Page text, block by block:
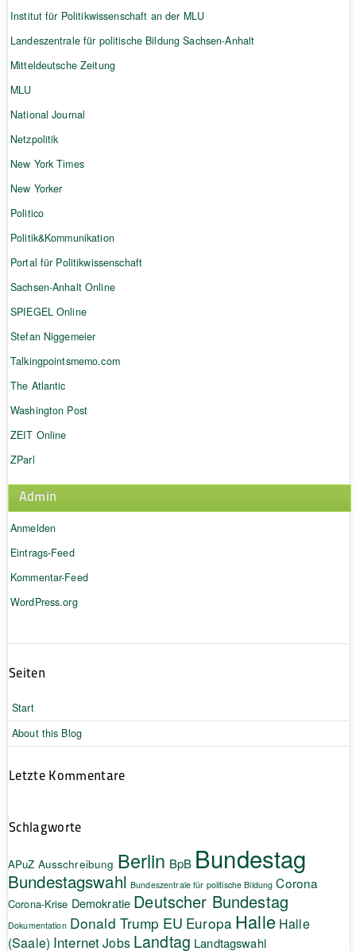
Institut für Politikwissenschaft an der MLU
Landeszentrale für politische Bildung Sachsen-Anhalt
Mitteldeutsche Zeitung
MLU
National Journal
Netzpolitik
New York Times
New Yorker
Politico
Politik&Kommunikation
Portal für Politikwissenschaft
Sachsen-Anhalt Online
SPIEGEL Online
Stefan Niggemeier
Talkingpointsmemo.com
The Atlantic
Washington Post
ZEIT Online
ZParl
Admin
Anmelden
Eintrags-Feed
Kommentar-Feed
WordPress.org
Seiten
Start
About this Blog
Letzte Kommentare
Schlagworte
APuZ Ausschreibung Berlin BpB Bundestag
Bundestagswahl Bundeszentrale für politische Bildung Corona
Corona-Krise Demokratie Deutscher Bundestag
Dokumentation Donald Trump EU Europa Halle Halle
(Saale) InternetJobs Landtag Landtagswahl